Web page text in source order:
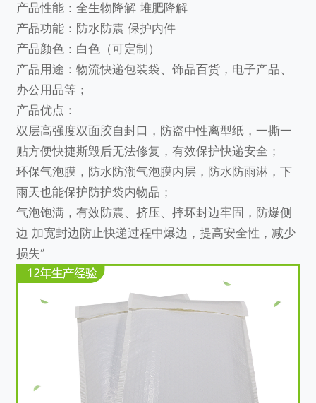
产品性能：全生物降解 堆肥降解
产品功能：防水防震 保护内件
产品颜色：白色（可定制）
产品用途：物流快递包装袋、饰品百货，电子产品、
办公用品等；
产品优点：
双层高强度双面胶自封口，防盗中性离型纸，一撕一
贴方便快捷斯毁后无法修复，有效保护快递安全；
环保气泡膜，防水防潮气泡膜内层，防水防雨淋，下
雨天也能保护防护袋内物品；
气泡饱满，有效防震、挤压、摔坏封边牢固，防爆侧
边 加宽封边防止快递过程中爆边，提高安全性，减少
损失‘’